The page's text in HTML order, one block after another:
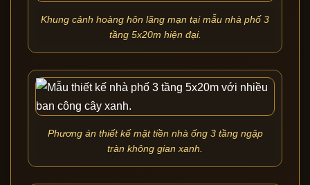
Khung cảnh hoàng hôn lãng mạn tại mẫu nhà phố 3
tầng 5x20m hiện đại.
Phương án thiết kế mặt tiền nhà ống 3 tầng ngập
tràn không gian xanh.